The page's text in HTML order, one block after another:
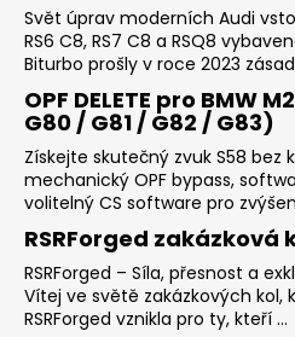
Svět úprav moderních Audi
RS6 C8, RS7 C8 a RSQ8
Biturbo prošly v roce 2023
OPF DELETE pro BMW
G80 / G81 / G82 / G83)
Získejte skutečný zvuk S58 bez
mechanický OPF bypass,
volitelný CS software pro
RSRForged zakázková
RSRForged – Síla, přesnost a
Vítej ve světě zakázkových kol,
RSRForged vznikla pro ty, kteří ...